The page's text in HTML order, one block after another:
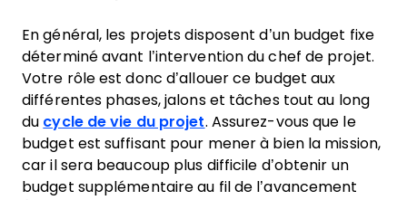
En général, les projets disposent d’un budget fixe
déterminé avant l’intervention du chef de projet.
Votre rôle est donc d’allouer ce budget aux
différentes phases, jalons et tâches tout au long
du cycle de vie du projet. Assurez-vous que le
budget est suffisant pour mener à bien la mission,
car il sera beaucoup plus difficile d’obtenir un
budget supplémentaire au fil de l’avancement